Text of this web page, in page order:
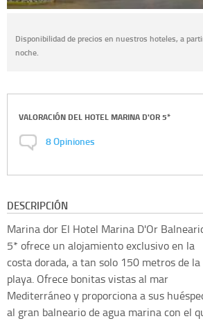
Disponibilidad de precios en nuestros hoteles, a
noche.
VALORACIÓN DEL HOTEL MARINA D'OR 5*
8Opiniones
DESCRIPCIÓN
Marina dor El Hotel Marina D'Or
5* ofrece un alojamiento exclusivo en la
costa dorada, a tan solo 150 metros de la
playa. Ofrece bonitas vistas al mar
Mediterráneo y proporciona a sus
al gran balneario de agua marina con el